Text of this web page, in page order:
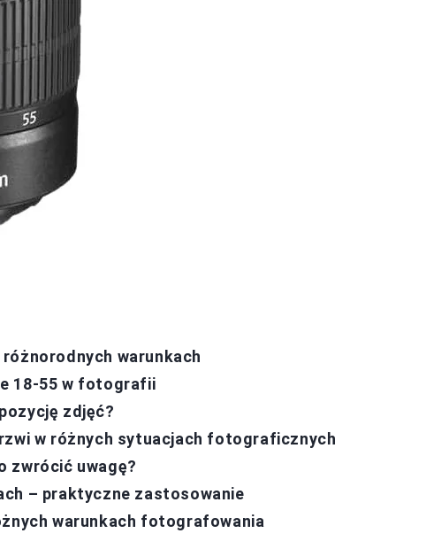
warunkach
18-55 w fotografii
zdjęć?
w różnych sytuacjach fotograficznych
zwrócić uwagę?
– praktyczne zastosowanie
warunkach fotografowania